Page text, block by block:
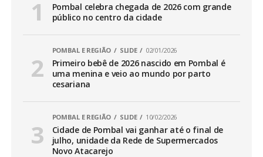
Pombal celebra chegada de 2026 com grande
público no centro da cidade
POMBAL E REGIÃO SLIDE 02/01/2026
Primeiro bebê de 2026 nascido em Pombal é
uma menina e veio ao mundo por parto
cesariana
POMBAL E REGIÃO SLIDE 10/02/2026
Cidade de Pombal vai ganhar até o final de
julho, unidade da Rede de Supermercados
Novo Atacarejo